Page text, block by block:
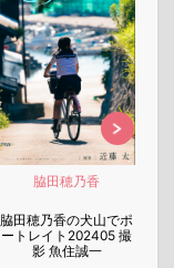
脇田穂乃香
脇田穂乃香の犬山でポ
ートレイト202405 撮
影 魚住誠一